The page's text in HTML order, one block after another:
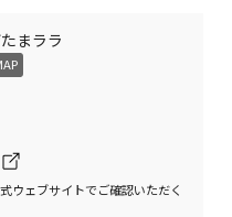
まララ
ウェブサイトでご確認いただく